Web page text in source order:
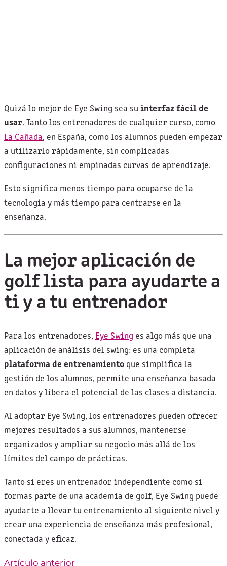
Quizá lo mejor de Eye Swing sea su interfaz fácil de
usar. Tanto los entrenadores de cualquier curso, como
La Cañada, en España, como los alumnos pueden empezar
a utilizarlo rápidamente, sin complicadas
configuraciones ni empinadas curvas de aprendizaje.
Esto significa menos tiempo para ocuparse de la
tecnología y más tiempo para centrarse en la
enseñanza.
La mejor aplicación de
golf lista para ayudarte a
ti y a tu entrenador
Para los entrenadores, Eye Swing es algo más que una
aplicación de análisis del swing: es una completa
plataforma de entrenamiento que simplifica la
gestión de los alumnos, permite una enseñanza basada
en datos y libera el potencial de las clases a distancia.
Al adoptar Eye Swing, los entrenadores pueden ofrecer
mejores resultados a sus alumnos, mantenerse
organizados y ampliar su negocio más allá de los
límites del campo de prácticas.
Tanto si eres un entrenador independiente como si
formas parte de una academia de golf, Eye Swing puede
ayudarte a llevar tu entrenamiento al siguiente nivel y
crear una experiencia de enseñanza más profesional,
conectada y eficaz.
Artículo anterior